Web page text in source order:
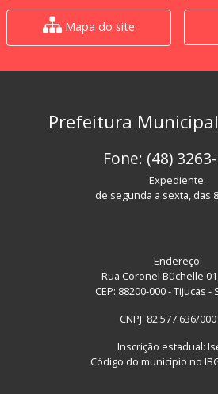
Mapa do site
Prefeitura
Fone: (48)
Expediente:
de segunda a sexta, das
Endereço:
Rua Coronel Büchelle
CEP: 88200-000 - Tijucas -
CNPJ: 82.577.636/
Inscrição estadual:
Código do município no